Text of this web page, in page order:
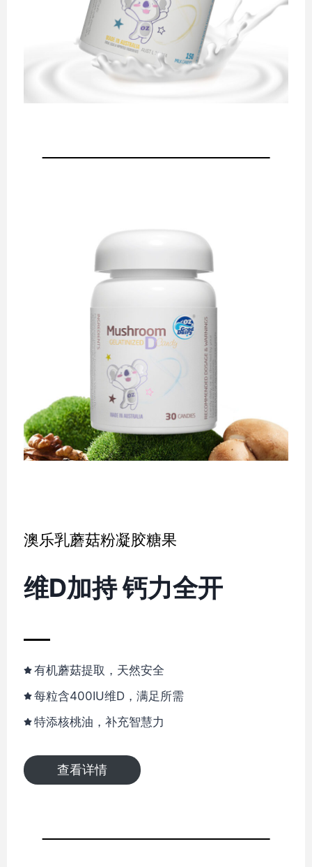
澳乐乳蘑菇粉凝胶糖果
维D加持 钙力全开
有机蘑菇提取，天然安全
每粒含400IU维D，满足所需
特添核桃油，补充智慧力
查看详情